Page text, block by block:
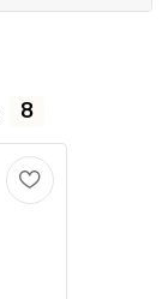
8